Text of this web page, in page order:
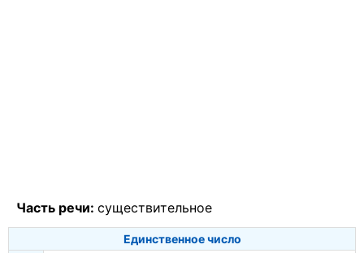
Часть речи: существительное
Единственное число